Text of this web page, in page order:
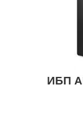
ИБП